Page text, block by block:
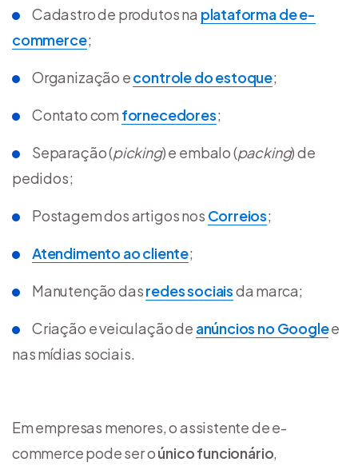
Cadastro de produtos na plataforma de e-
commerce;
Organização econtrole do estoque;
Contato com fornecedores;
Separação (picking) e embalo (packing) de
pedidos;
Postagem dos artigos nos Correios;
Atendimento ao cliente;
Manutenção dasredes sociaisda marca;
Criação e veiculação de anúncios no Googlee
nas mídias sociais.
Em empresas menores, o assistente de e-
commerce pode ser oúnico funcionário,